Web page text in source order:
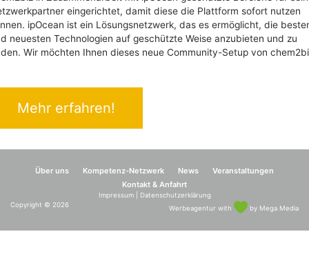
eingerichtet, damit diese die Plattform sofort nutzen
ipOcean ist ein Lösungsnetzwerk, das es ermöglicht, die
neuesten Technologien auf geschützte Weise anzubieten und zu
Wir möchten Ihnen dieses neue Community-Setup von
Mehr erfahren!
Über uns Kompetenz-Netzwerk News
Veranstaltungen
Kontakt & Anfahrt
Copyright © 2026
Impressum|
Datenschutzerklärung
Werbeagentur with by Mega Media